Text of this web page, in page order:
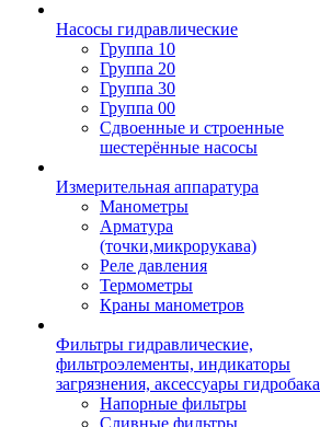
Насосы гидравлические
Группа 10
Группа 20
Группа 30
Группа 00
Сдвоенные и строенные
шестерённые насосы
Измерительная аппаратура
Манометры
Арматура
(точки,микрорукава)
Реле давления
Термометры
Краны манометров
Фильтры гидравлические,
фильтроэлементы, индикаторы
загрязнения, аксессуары гидробака
Напорные фильтры
Сливные фильтры